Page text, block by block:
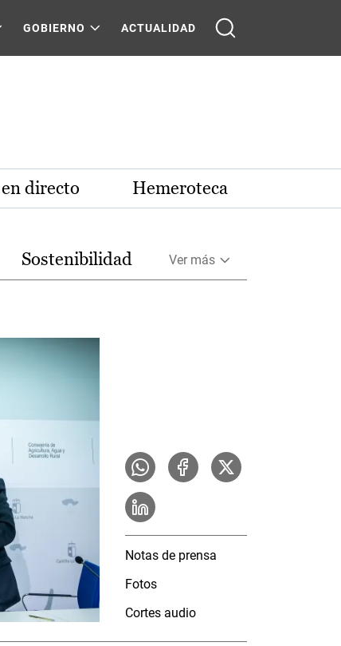
GOBIERNO ACTUALIDAD
directo Hemeroteca
Sostenibilidad Ver más
Notas de prensa
Fotos
Cortes audio